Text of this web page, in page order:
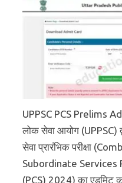
UPPSC PCS Prelims
लोक सेवा आयोग (UPPSC)
सेवा प्रारंभिक परीक्षा
Subordinate Services
(PCS) 2024) का एडमिट